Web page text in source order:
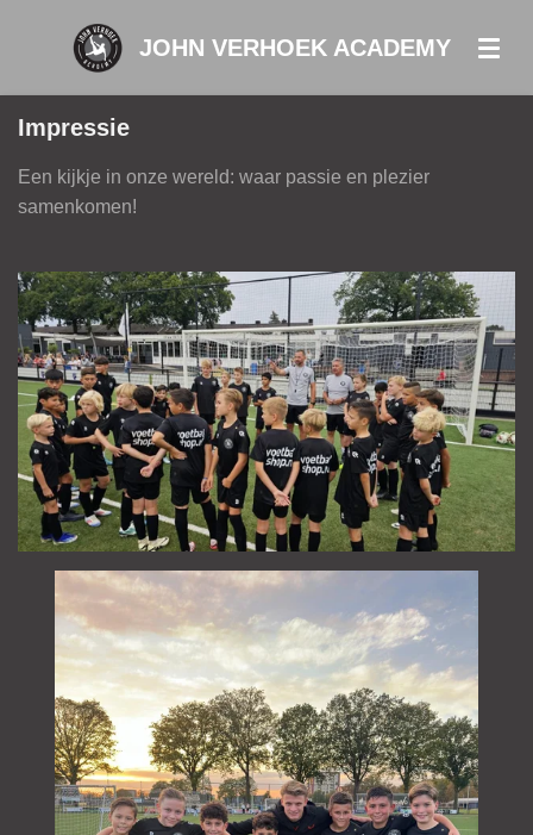
de
hoofdinhoud
JOHN VERHOEK ACADEMY
Impressie
Een kijkje in onze wereld: waar passie en plezier
samenkomen!